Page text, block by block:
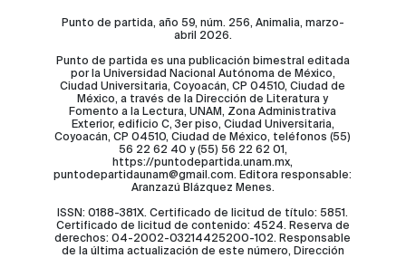
Punto de partida, año 59, núm. 256, Animalia, marzo-
abril 2026.
Punto de partida es una publicación bimestral editada
por la Universidad Nacional Autónoma de México,
Ciudad Universitaria, Coyoacán, CP 04510, Ciudad de
México, a través de la Dirección de Literatura y
Fomento a la Lectura, UNAM, Zona Administrativa
Exterior, edificio C, 3er piso, Ciudad Universitaria,
Coyoacán, CP 04510, Ciudad de México, teléfonos (55)
56 22 62 40 y (55) 56 22 62 01,
https://puntodepartida.unam.mx,
puntodepartidaunam@gmail.com. Editora responsable:
Aranzazú Blázquez Menes.
ISSN: 0188-381X. Certificado de licitud de título: 5851.
Certificado de licitud de contenido: 4524. Reserva de
derechos: 04-2002-03214425200-102. Responsable
de la última actualización de este número, Dirección